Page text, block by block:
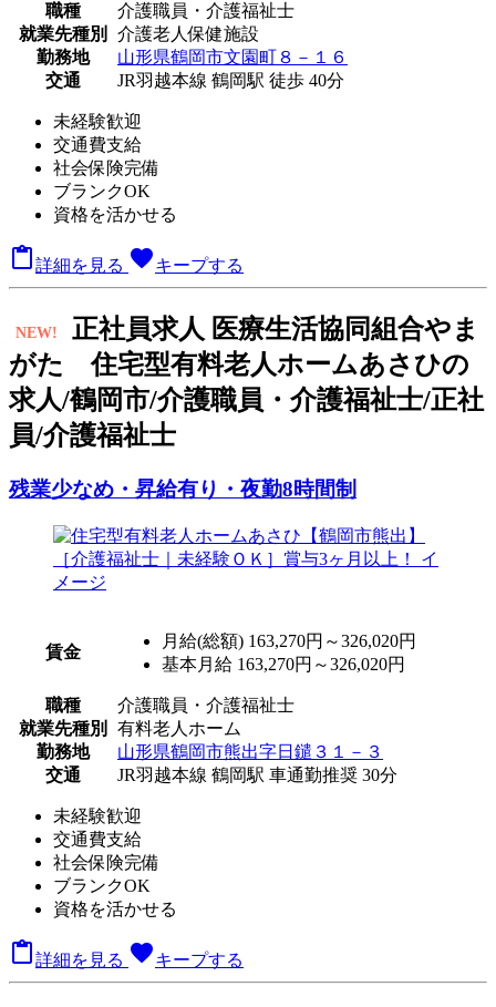
職種
介護職員・介護福祉士
就業先種別
介護老人保健施設
勤務地
山形県鶴岡市文園町８－１６
交通
JR羽越本線 鶴岡駅 徒歩 40分
未経験歓迎
交通費支給
社会保険完備
ブランクOK
資格を活かせる
詳細を見る favoriteキープする
NEW! 正社員求人 医療生活協同組合やま
がた 住宅型有料老人ホームあさひの
求人/鶴岡市/介護職員・介護福祉士/正社
員/介護福祉士
残業少なめ・昇給有り・夜勤8時間制
賃金
月給(総額) 163,270円～326,020円
基本月給 163,270円～326,020円
職種
介護職員・介護福祉士
就業先種別
有料老人ホーム
勤務地
山形県鶴岡市熊出字日鑓３１－３
交通
JR羽越本線 鶴岡駅 車通勤推奨 30分
未経験歓迎
交通費支給
社会保険完備
ブランクOK
資格を活かせる
詳細を見る favoriteキープする